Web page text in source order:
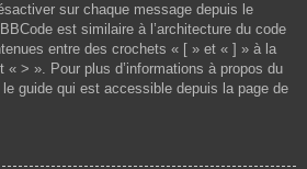
sur chaque message depuis le
est similaire à l’architecture du code
entre des crochets « [ » et « ] » à la
> ». Pour plus d’informations à propos du
guide qui est accessible depuis la page de